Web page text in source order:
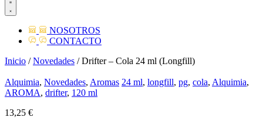
NOSOTROS
CONTACTO
Inicio /Novedades / Drifter – Cola 24 ml (Longfill)
Alquimia, Novedades, Aromas 24 ml, longfill, pg, cola, Alquimia,
AROMA, drifter, 120 ml
13,25 €